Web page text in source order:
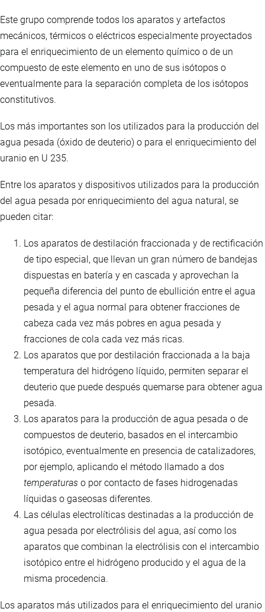
Este grupo comprende todos los aparatos y artefactos
mecánicos, térmicos o eléctricos especialmente proyectados
para el enriquecimiento de un elemento químico o de un
compuesto de este elemento en uno de sus isótopos o
eventualmente para la separación completa de los isótopos
constitutivos.
Los más importantes son los utilizados para la producción del
agua pesada (óxido de deuterio) o para el enriquecimiento del
uranio en U 235.
Entre los aparatos y dispositivos utilizados para la producción
del agua pesada por enriquecimiento del agua natural, se
pueden citar:
Los aparatos de destilación fraccionada y de rectificación
de tipo especial, que llevan un gran número de bandejas
dispuestas en batería y en cascada y aprovechan la
pequeña diferencia del punto de ebullición entre el agua
pesada y el agua normal para obtener fracciones de
cabeza cada vez más pobres en agua pesada y
fracciones de cola cada vez más ricas.
Los aparatos que por destilación fraccionada a la baja
temperatura del hidrógeno líquido, permiten separar el
deuterio que puede después quemarse para obtener agua
pesada.
Los aparatos para la producción de agua pesada o de
compuestos de deuterio, basados en el intercambio
isotópico, eventualmente en presencia de catalizadores,
por ejemplo, aplicando el método llamado a dos
temperaturas o por contacto de fases hidrogenadas
líquidas o gaseosas diferentes.
Las células electrolíticas destinadas a la producción de
agua pesada por electrólisis del agua, así como los
aparatos que combinan la electrólisis con el intercambio
isotópico entre el hidrógeno producido y el agua de la
misma procedencia.
Los aparatos más utilizados para el enriquecimiento del uranio